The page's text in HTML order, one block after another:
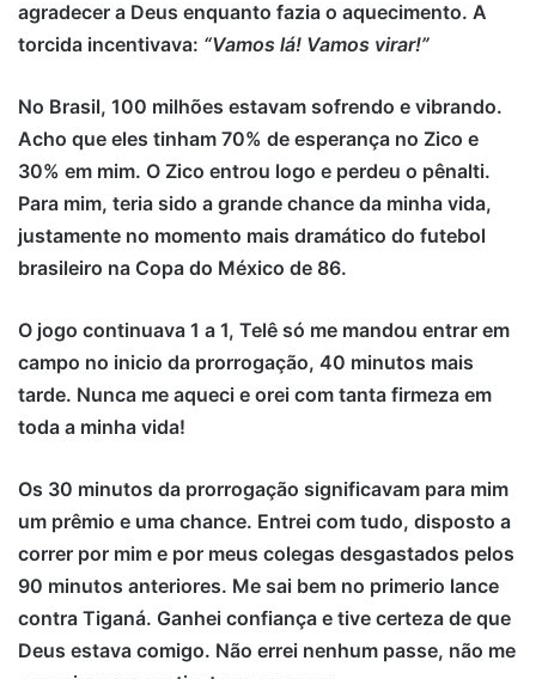
agradecer a Deus enquanto fazia o aquecimento. A
torcida incentivava: “Vamos lá! Vamos virar!”
No Brasil, 100 milhões estavam sofrendo e vibrando.
Acho que eles tinham 70% de esperança no Zico e
30% em mim. O Zico entrou logo e perdeu o pênalti.
Para mim, teria sido a grande chance da minha vida,
justamente no momento mais dramático do futebol
brasileiro na Copa do México de 86.
O jogo continuava 1 a 1, Telê só me mandou entrar em
campo no inicio da prorrogação, 40 minutos mais
tarde. Nunca me aqueci e orei com tanta firmeza em
toda a minha vida!
Os 30 minutos da prorrogação significavam para mim
um prêmio e uma chance. Entrei com tudo, disposto a
correr por mim e por meus colegas desgastados pelos
90 minutos anteriores. Me sai bem no primerio lance
contra Tiganá. Ganhei confiança e tive certeza de que
Deus estava comigo. Não errei nenhum passe, não me